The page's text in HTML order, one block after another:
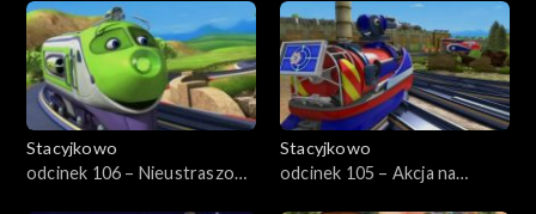
Stacyjkowo
odcinek 106 – Nieustraszony
Stacyjkowo
odcinek 105 – Akcja na